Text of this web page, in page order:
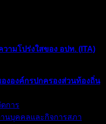
ามโปร่งใสของ อปท. (ITA)
งองค์กรปกครองส่วนท้องถิ่น
การ
นบุคคลและกิจการสภา